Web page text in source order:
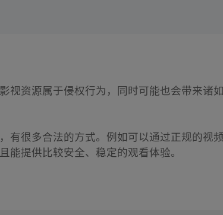
视资源属于侵权行为，同时可能也会带来诸
有很多合法的方式。例如可以通过正规的视
能提供比较安全、稳定的观看体验。